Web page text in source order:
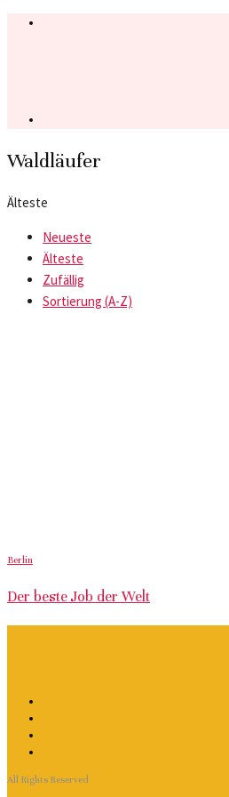
Waldläufer
Älteste
Neueste
Älteste
Zufällig
Sortierung (A-Z)
Berlin
Der beste Job der Welt
All Rights Reserved